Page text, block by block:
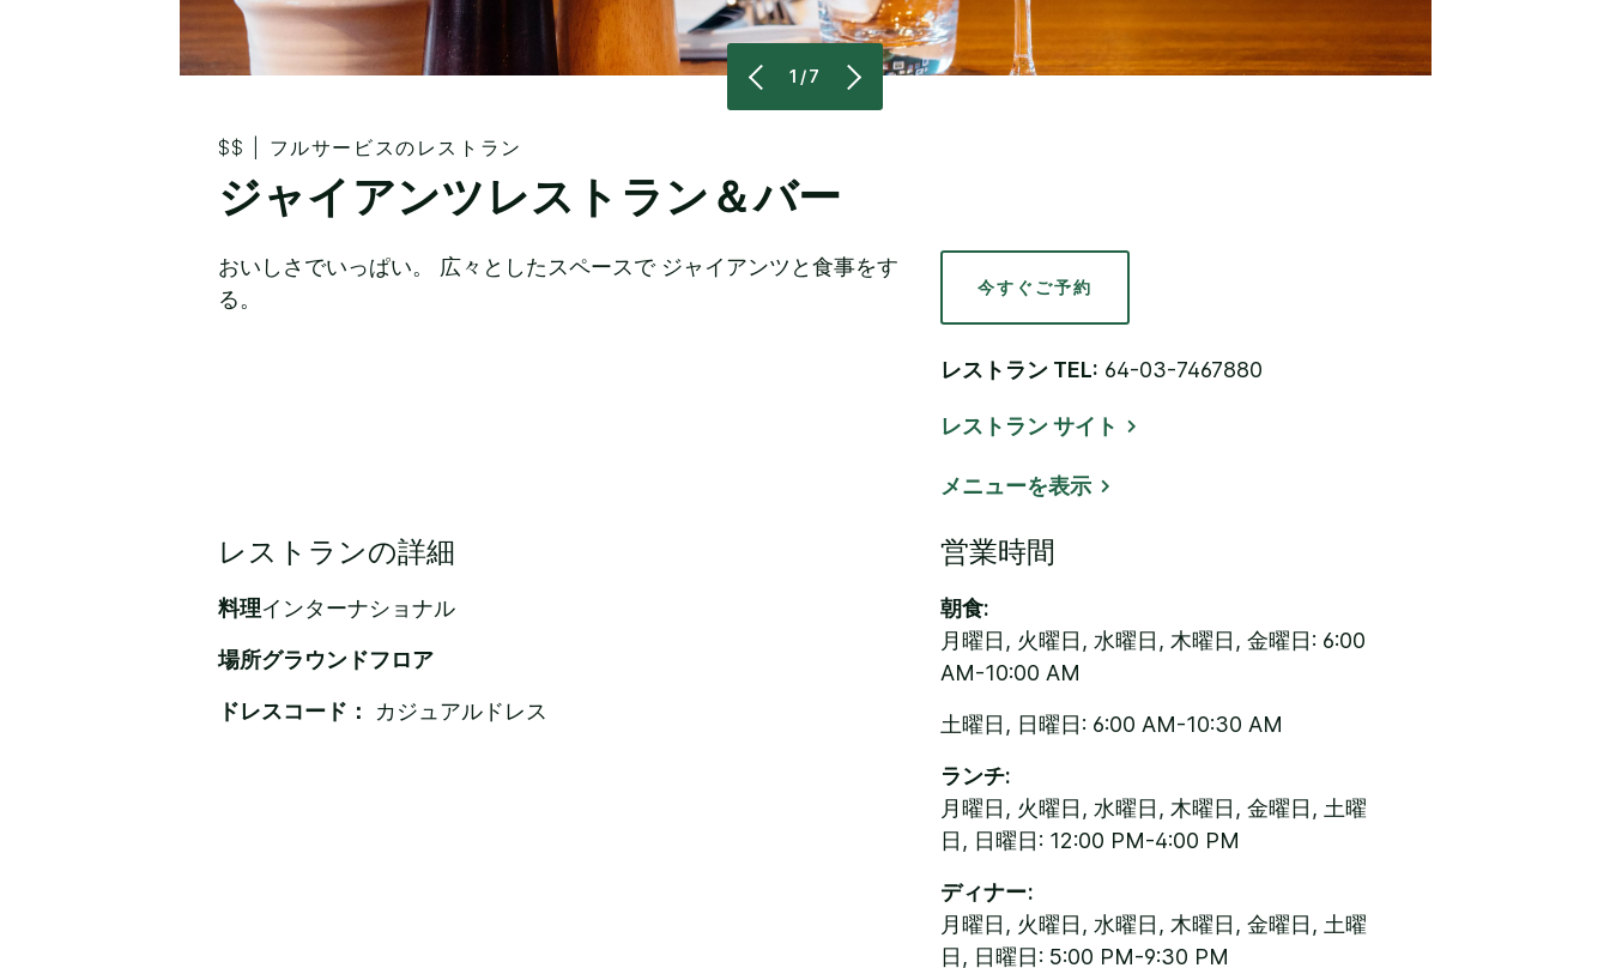
1/7
$$ フルサービスのレストラン
ジャイアンツレストラン＆バー
おいしさでいっぱい。 広々としたスペースで ジャイアンツと食事をす
る。
今すぐご予約
レストラン TEL: 64-03-7467880
レストラン サイト
メニューを表示
レストランの詳細
料理インターナショナル
場所グラウンドフロア
ドレスコード： カジュアルドレス
営業時間
朝食:
月曜日, 火曜日, 水曜日, 木曜日, 金曜日: 6:00
AM-10:00 AM
土曜日, 日曜日: 6:00 AM-10:30 AM
ランチ:
月曜日, 火曜日, 水曜日, 木曜日, 金曜日, 土曜
日, 日曜日: 12:00 PM-4:00 PM
ディナー:
月曜日, 火曜日, 水曜日, 木曜日, 金曜日, 土曜
日, 日曜日: 5:00 PM-9:30 PM